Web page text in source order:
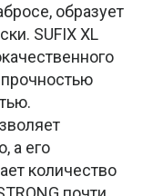
образует
SUFIX XL
а его
количество